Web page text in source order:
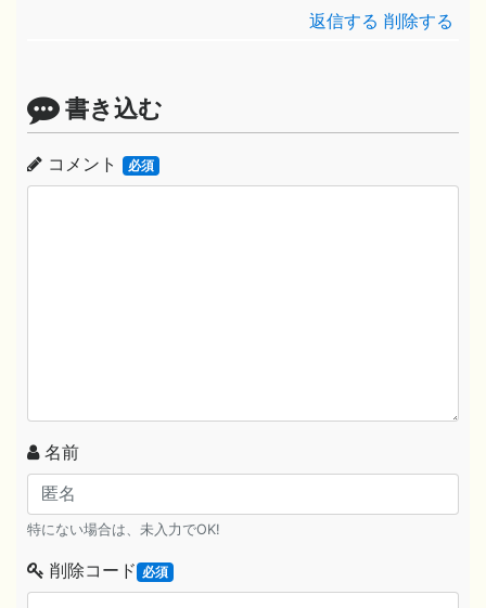
返信する 削除する
書き込む
コメント 必須
名前
特にない場合は、未入力でOK!
削除コード 必須